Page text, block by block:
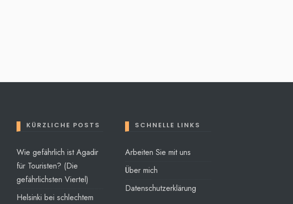
KÜRZLICHE POSTS
Wie gefährlich ist Agadir
für Touristen? (Die
gefährlichsten Viertel)
Helsinki bei schlechtem
SCHNELLE LINKS
Arbeiten Sie mit uns
Über mich
Datenschutzerklärung